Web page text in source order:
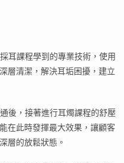
耳課程學到的專業技術，使用
層清潔，解決耳垢困擾，建立
後，接著進行耳燭課程的舒壓
在此時發揮最大效果，讓顧客
層的放鬆狀態。